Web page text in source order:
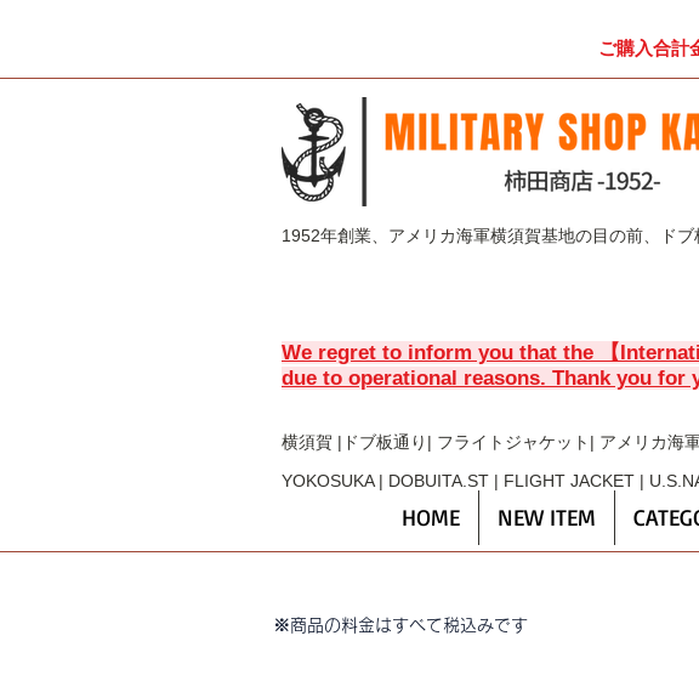
ご購入合計
1952年創業、アメリカ海軍横須賀基地の目の前、ド
We regret to inform you that the 【
due to operational reasons. Thank you for
横須賀 |ドブ板通り| フライト ジャケット| アメリカ海
YOKOSUKA | DOBUITA.ST | FLIGHT JACKET |
HOME NEW ITEM
※商品の料金はすべて税込みです